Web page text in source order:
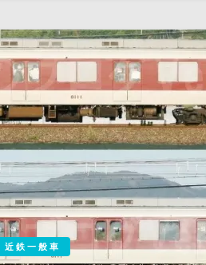
近鉄一般車